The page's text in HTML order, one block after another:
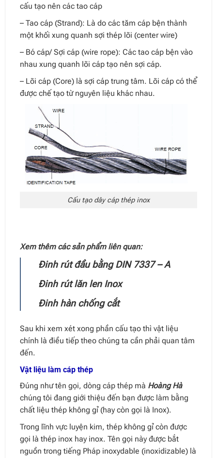
cấu tạo nên các tao cáp
– Tao cáp (Strand): Là do các tăm cáp bện thành
một khối xung quanh sợi thép lõi (center wire)
– Bó cáp/ Sợi cáp (wire rope): Các tao cáp bện vào
nhau xung quanh lõi cáp tạo nên sợi cáp.
– Lõi cáp (Core) là sợi cáp trung tâm. Lõi cáp có thể
được chế tạo từ nguyên liệu khác nhau.
Cấu tạo dây cáp thép inox
Xem thêm các sản phẩm liên quan:
Đinh rút đầu bằng DIN 7337 – A
Đinh rút lăn len Inox
Đinh hàn chống cắt
Sau khi xem xét xong phần cấu tạo thì vật liệu
chính là điều tiếp theo chúng ta cần phải quan tâm
đến.
Vật liệu làm cáp thép
Đúng như tên gọi, dòng cáp thép mà Hoàng Hà
chúng tôi đang giới thiệu đến bạn được làm bằng
chất liệu thép không gỉ (hay còn gọi là Inox).
Trong lĩnh vực luyện kim, thép không gỉ còn được
gọi là thép inox hay inox. Tên gọi này được bắt
nguồn trong tiếng Pháp inoxydable (inoxidizable) là